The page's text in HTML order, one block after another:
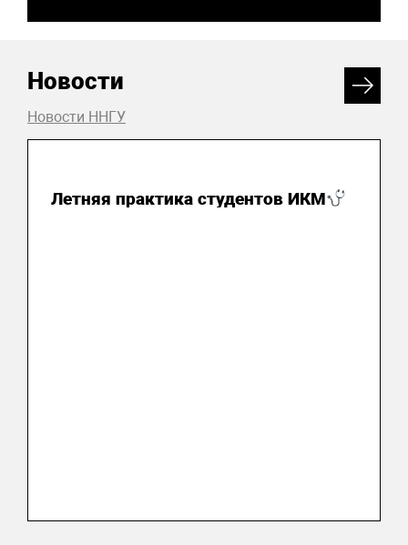
Новости
Новости ННГУ
Летняя практика студентов ИКМ